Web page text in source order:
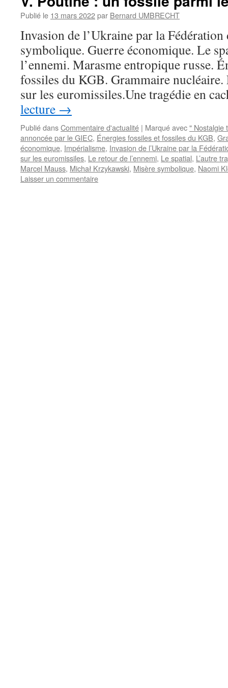
Publié le 13 mars 2022par Bernard UMBRECHT
Invasion de l’Ukraine par la Fédération
symbolique. Guerre économique. Le
l’ennemi. Marasme entropique russe.
fossiles du KGB. Grammaire
sur les euromissiles.Une tragédie en
lecture →
Publié dansCommentaire d'actualité | Marqué avec" Nostalgie
annoncée par le GIEC, Énergies fossiles et fossiles du KGB,
économique, Impérialisme, Invasion de l’Ukraine par la
sur les euromissiles, Le retour de l’ennemi, Le spatial, L’autre
Marcel Mauss, Michał Krzykawski, Misère symbolique, Naomi
Laisser un commentaire